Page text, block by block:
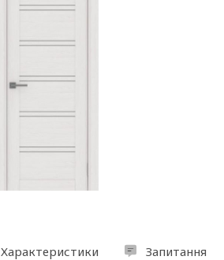
Характеристики Запитання